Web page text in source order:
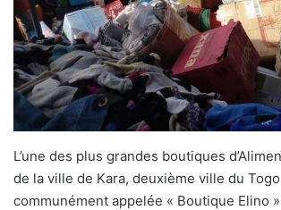
L’une des plus grandes boutiques
de la ville de Kara, deuxième ville du
communément appelée « Boutique Elino